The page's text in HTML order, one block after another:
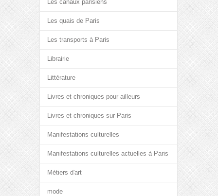
Les canaux parisiens
Les quais de Paris
Les transports à Paris
Librairie
Littérature
Livres et chroniques pour ailleurs
Livres et chroniques sur Paris
Manifestations culturelles
Manifestations culturelles actuelles à Paris
Métiers d'art
mode